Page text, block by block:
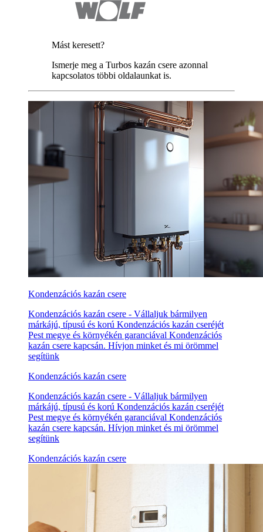
Mást keresett?
Ismerje meg a Turbos kazán csere azonnal
kapcsolatos többi oldalaunkat is.
Kondenzációs kazán csere
Kondenzációs kazán csere - Vállaljuk bármilyen
márkájú, típusú és korú Kondenzációs kazán cseréjét
Pest megye és környékén garanciával Kondenzációs
kazán csere kapcsán. Hívjon minket és mi örömmel
segítünk
Kondenzációs kazán csere
Kondenzációs kazán csere - Vállaljuk bármilyen
márkájú, típusú és korú Kondenzációs kazán cseréjét
Pest megye és környékén garanciával Kondenzációs
kazán csere kapcsán. Hívjon minket és mi örömmel
segítünk
Kondenzációs kazán csere